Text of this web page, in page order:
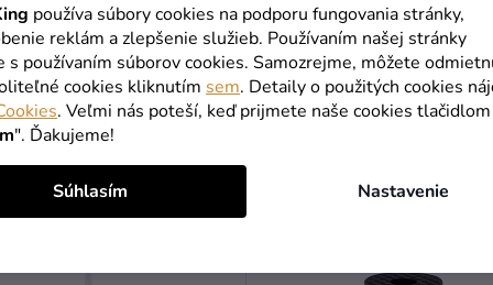
používa súbory cookies na podporu fungovania stránky,
reklám a zlepšenie služieb. Používaním našej stránky
s používaním súborov cookies. Samozrejme, môžete
cookies kliknutím sem. Detaily o použitých cookies
. Veľmi nás poteší, keď prijmete naše cookies tlačidlom
". Ďakujeme!
Nastavenie
Súhlasím
DO KOŠÍKA
MOHLO BY VÁS ZAUJÍMAŤ